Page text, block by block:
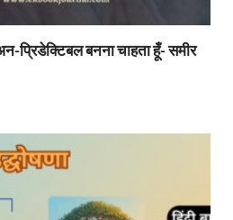
प्रिडेक्टिबल बनना चाहता हूँ- समीर